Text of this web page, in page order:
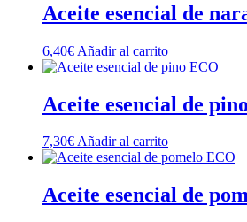
Aceite esencial de
6,40€ Añadir al carrito
Aceite esencial de
7,30€Añadir al carrito
Aceite esencial de